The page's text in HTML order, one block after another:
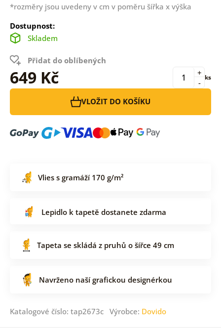
*rozměry jsou uvedeny v cm v poměru šířka x výška
Dostupnost:
Skladem
Přidat do oblíbených
649 Kč -
+ ks
VLOŽIT DO KOŠÍKU
Vlies s gramáží 170 g/m²
Lepidlo k tapetě dostanete zdarma
Tapeta se skládá z pruhů o šířce 49 cm
Navrženo naší grafickou designérkou
Katalogové číslo: tap2673c Výrobce: Dovido